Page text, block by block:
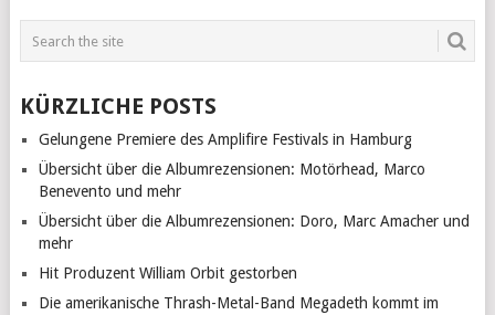
KÜRZLICHE POSTS
Gelungene Premiere des Amplifire Festivals in Hamburg
Übersicht über die Albumrezensionen: Motörhead, Marco
Benevento und mehr
Übersicht über die Albumrezensionen: Doro, Marc Amacher und
mehr
Hit Produzent William Orbit gestorben
Die amerikanische Thrash-Metal-Band Megadeth kommt im